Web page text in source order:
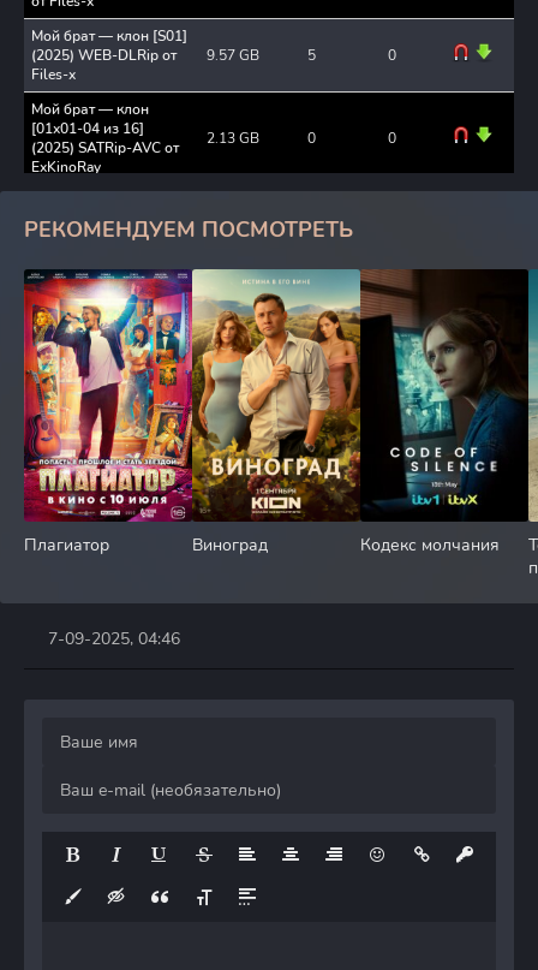
Мой брат — клон [S01]
(2025) WEB-DLRip от
Files-x
9.57 GB 5 0
Мой брат — клон
[01x01-04 из 16]
(2025) SATRip-AVC от
ExKinoRay
2.13 GB 0 0
(2025) WEBRip (сезон
1, серии 1-16 из 16)
9.57 GB 3
Мой брат – клон
(2025) WEBRip
[H.264/1080p] (сезон
1, серии 1-16 из 16)
21.8 GB 6
РЕКОМЕНДУЕМ ПОСМОТРЕТЬ
Плагиатор Виноград Кодекс молчания
7-09-2025, 04:46